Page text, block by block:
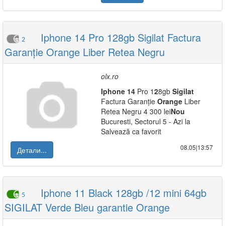
2
Iphone 14 Pro 128gb Sigilat Factura
Garanție Orange Liber Retea Negru
olx.ro
Iphone 14 Pro 128gb Sigilat
Factura Garanție Orange Liber
Retea Negru 4 300 leiNou
Bucuresti, Sectorul 5 - Azi la
Salvează ca favorit
Детали...
08.05|13:57
5
Iphone 11 Black 128gb /12 mini 64gb
SIGILAT Verde Bleu garantie Orange